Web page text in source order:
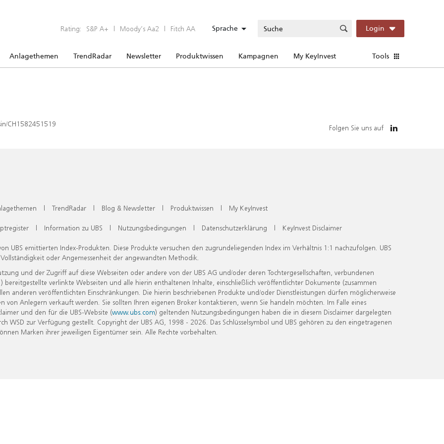
Rating: S&P A+ | Moody’s Aa2 | Fitch AA Sprache Login
Anlagethemen TrendRadar Newsletter Produktwissen Kampagnen My KeyInvest Tools
CH1582451519 Folgen Sie uns auf
| TrendRadar | Blog & Newsletter | Produktwissen | My KeyInvest
| Information zu UBS | Nutzungsbedingungen | Datenschutzerklärung | KeyInvest Disclaimer
UBS emittierten Index-Produkten. Diese Produkte versuchen den zugrundeliegenden Index im Verhältnis 1:1 nachzufolgen. UBS
oder Angemessenheit der angewandten Methodik.
und der Zugriff auf diese Webseiten oder andere von der UBS AG und/oder deren Tochtergesellschaften, verbundenen
verlinkte Webseiten und alle hierin enthaltenen Inhalte, einschließlich veröffentlichter Dokumente (zusammen
anderen veröffentlichten Einschränkungen. Die hierin beschriebenen Produkte und/oder Dienstleistungen dürfen möglicherweise
Anlegern verkauft werden. Sie sollten Ihren eigenen Broker kontaktieren, wenn Sie handeln möchten. Im Falle eines
und den für die UBS-Website (www.ubs.com) geltenden Nutzungsbedingungen haben die in diesem Disclaimer dargelegten
zur Verfügung gestellt. Copyright der UBS AG, 1998 - 2026. Das Schlüsselsymbol und UBS gehören zu den eingetragenen
Marken ihrer jeweiligen Eigentümer sein. Alle Rechte vorbehalten.